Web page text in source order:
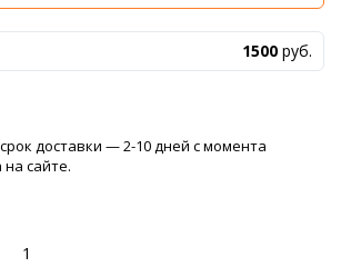
1500 руб.
доставки — 2-10 дней с момента
сайте.